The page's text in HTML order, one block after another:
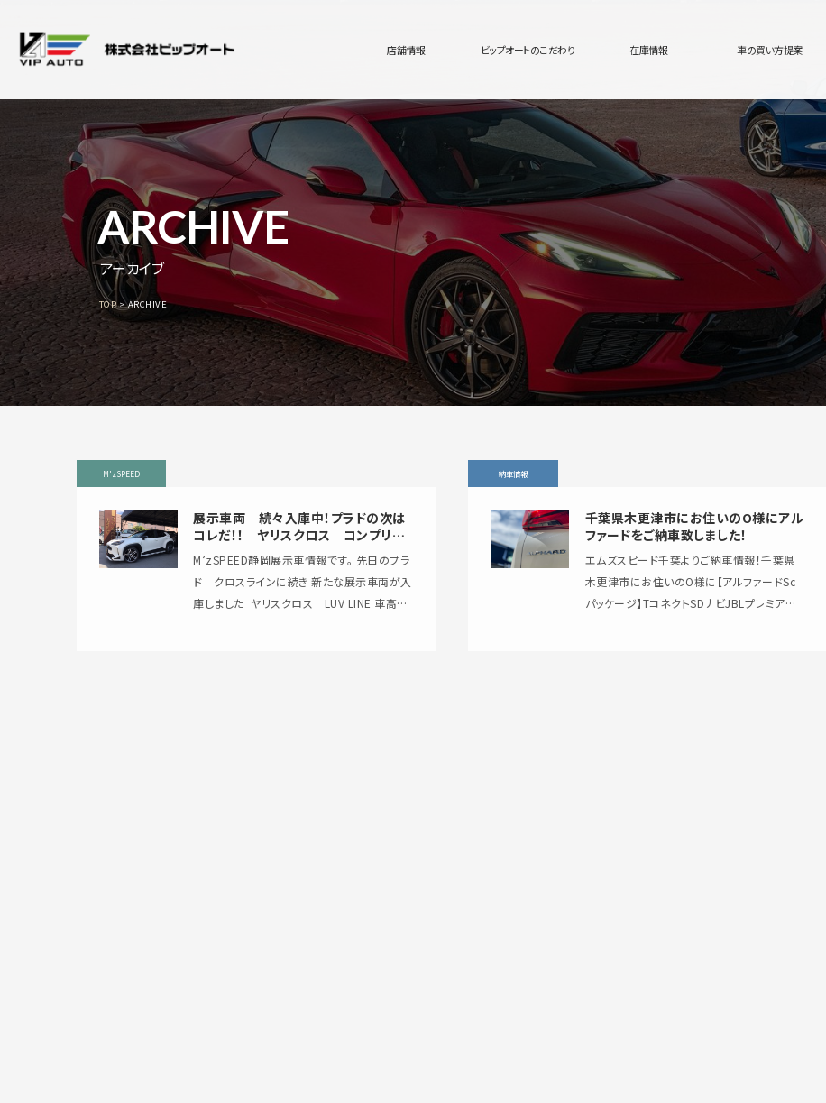
店舗情報 ビップオートのこだわり 在庫情報 車の買い方提案
ARCHIVE
アーカイブ
TOP ARCHIVE
M'zSPEED
展示車両 続々入庫中！プラドの次は
コレだ！！ ヤリスクロス コンプリー
ト！！
M’zSPEED静岡展示車情報です。 先日のプラ
ド クロスラインに続き 新たな展示車両が入
庫しました ⁡ ヤリスクロス LUV LINE 車高調
納車情報
千葉県木更津市にお住いのO様にアル
ファードをご納車致しました！
エムズスピード千葉よりご納車情報！千葉県
木更津市にお住いのO様に【アルファードSc
パッケージ】TコネクトSDナビJBLプレミアム